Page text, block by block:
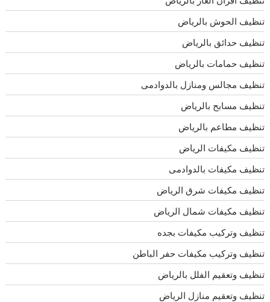
تنظيف الحوش بالرياض
تنظيف حدائق بالرياض
تنظيف حمامات بالرياض
تنظيف مجالس ومنازل بالدوادمى
تنظيف مسابح بالرياض
تنظيف مطاعم بالرياض
تنظيف مكيفات الرياض
تنظيف مكيفات بالدوادمى
تنظيف مكيفات شرق الرياض
تنظيف مكيفات شمال الرياض
تنظيف وتركيب مكيفات بجده
تنظيف وتركيب مكيفات حفر الباطن
تنظيف وتعقيم الفلل بالرياض
تنظيف وتعقيم منازل الرياض